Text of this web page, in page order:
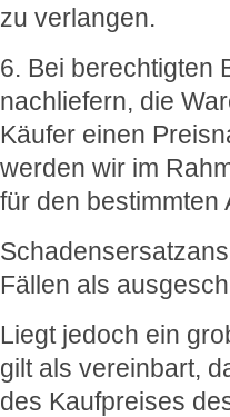
zu verlangen.
6. Bei berechtigten
nachliefern, die
Käufer einen
werden wir im
für den bestimmten
Fällen als
Liegt jedoch ein
gilt als vereinbart,
des Kaufpreises